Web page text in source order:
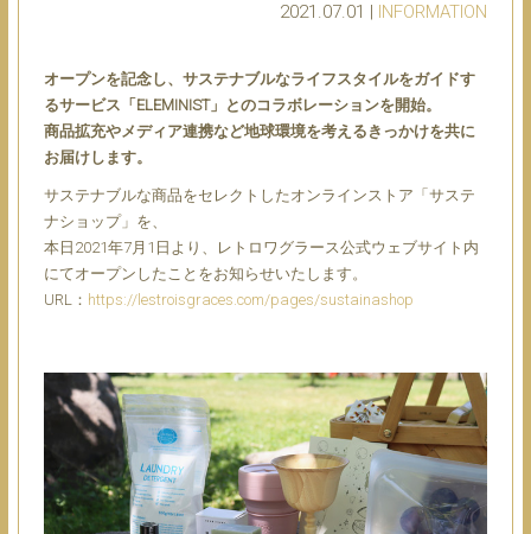
2021.07.01 | INFORMATION
オープンを記念し、サステナブルなライフスタイルをガイドす
るサービス「ELEMINIST」とのコラボレーションを開始。
商品拡充やメディア連携など地球環境を考えるきっかけを共に
お届けします。
サステナブルな商品をセレクトしたオンラインストア「サステ
ナショップ」を、
本日2021年7月1日より、レトロワグラース公式ウェブサイト内
にてオープンしたことをお知らせいたします。
URL： https://lestroisgraces.com/pages/sustainashop